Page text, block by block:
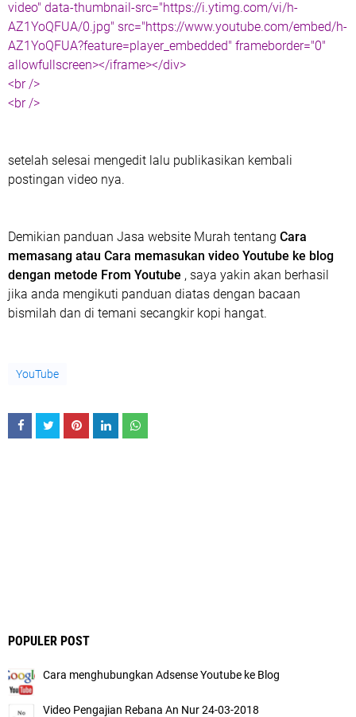
video" data-thumbnail-src="https://i.ytimg.com/vi/h-
AZ1YoQFUA/0.jpg" src="https://www.youtube.com/embed/h-
AZ1YoQFUA?feature=player_embedded" frameborder="0"
allowfullscreen></iframe></div>
<br />
<br />
setelah selesai mengedit lalu publikasikan kembali
postingan video nya.
Demikian panduan Jasa website Murah tentang Cara
memasang atau Cara memasukan video Youtube ke blog
dengan metode From Youtube , saya yakin akan berhasil
jika anda mengikuti panduan diatas dengan bacaan
bismilah dan di temani secangkir kopi hangat.
YouTube
POPULER POST
Cara menghubungkan Adsense Youtube ke Blog
Video Pengajian Rebana An Nur 24-03-2018